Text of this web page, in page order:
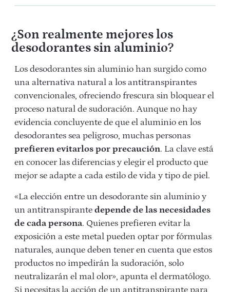
¿Son realmente mejores los
desodorantes sin aluminio?
Los desodorantes sin aluminio han surgido como
una alternativa natural a los antitranspirantes
convencionales, ofreciendo frescura sin bloquear el
proceso natural de sudoración. Aunque no hay
evidencia concluyente de que el aluminio en los
desodorantes sea peligroso, muchas personas
prefieren evitarlos por precaución. La clave está
en conocer las diferencias y elegir el producto que
mejor se adapte a cada estilo de vida y tipo de piel.
«La elección entre un desodorante sin aluminio y
un antitranspirante depende de las necesidades
de cada persona. Quienes prefieren evitar la
exposición a este metal pueden optar por fórmulas
naturales, aunque deben tener en cuenta que estos
productos no impedirán la sudoración, solo
neutralizarán el mal olor», apunta el dermatólogo.
Si necesitas la acción de un antitranspirante para